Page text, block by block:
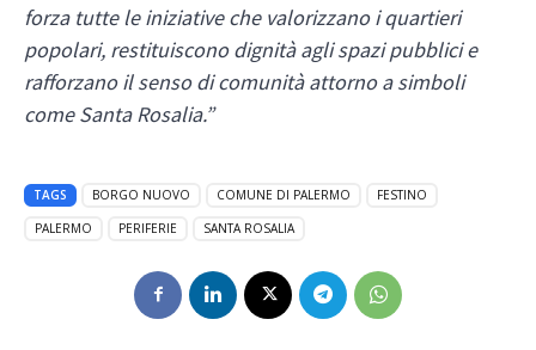
forza tutte le iniziative che valorizzano i quartieri
popolari, restituiscono dignità agli spazi pubblici e
rafforzano il senso di comunità attorno a simboli
come Santa Rosalia.”
TAGS BORGO NUOVO COMUNE DI PALERMO
FESTINO
PALERMO
PERIFERIE SANTA ROSALIA